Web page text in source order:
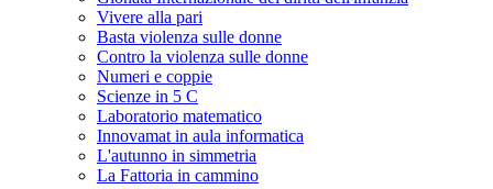
Vivere alla pari
Basta violenza sulle donne
Contro la violenza sulle donne
Numeri e coppie
Scienze in 5 C
Laboratorio matematico
Innovamat in aula informatica
L'autunno in simmetria
La Fattoria in cammino